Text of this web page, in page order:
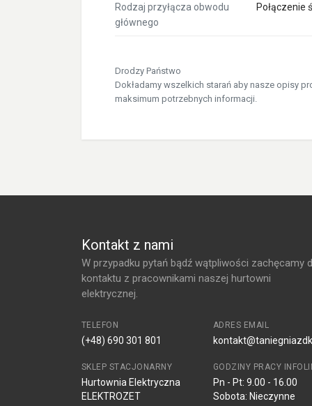
Rodzaj przyłącza obwodu
głównego
Połączenie
Drodzy Państwo
Dokładamy wszelkich starań aby nasze opisy
maksimum potrzebnych informacji.
Kontakt z nami
W przypadku pytań bądź wątpliwości zachęcamy
kontaktu z pracownikami naszej hurtowni
elektrycznej.
TELEFON
(+48) 690 301 801
ADRES EMAIL
SKLEP STACJONARNY
Hurtownia Elektryczna
ELEKTROZET
GODZINY PRACY
Pn - Pt: 9.00 - 16.00
Sobota: Nieczynne